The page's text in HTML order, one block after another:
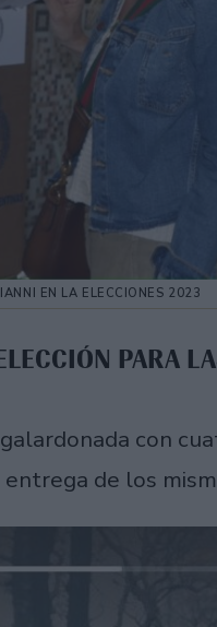
EN LA ELECCIONES 2023
PARA
con
de los